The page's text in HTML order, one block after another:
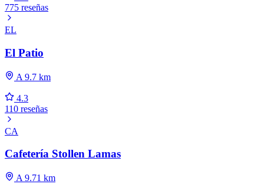
775 reseñas
EL
El Patio
A 9.7 km
4.3
110 reseñas
CA
Cafetería Stollen Lamas
A 9.71 km